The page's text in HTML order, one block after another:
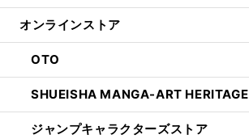
オンラインストア
OTO
SHUEISHA MANGA-ART HERITAGE
ジャンプキャラクターズストア